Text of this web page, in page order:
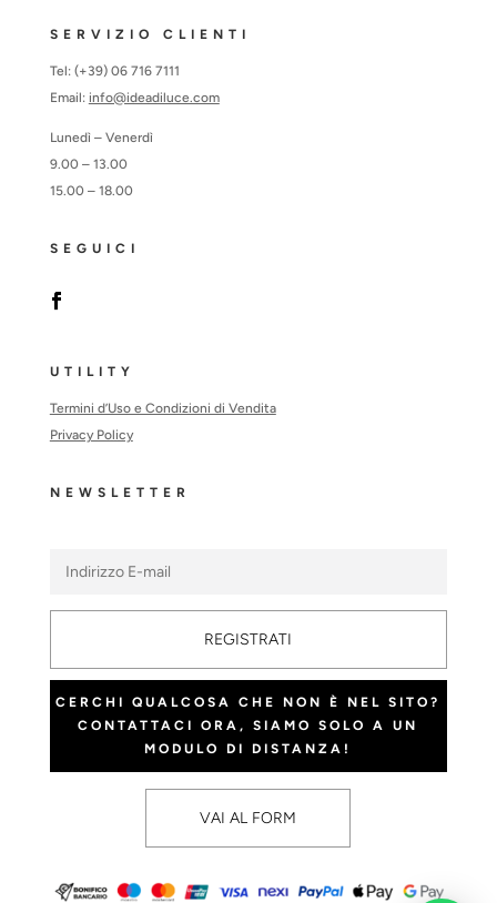
SERVIZIO CLIENTI
Tel: (+39) 06 716 7111
Email: info@ideadiluce.com
Lunedì – Venerdì
9.00 – 13.00
15.00 – 18.00
SEGUICI
UTILITY
Termini d’Uso e Condizioni di Vendita
Privacy Policy
NEWSLETTER
REGISTRATI
CERCHI QUALCOSA CHE NON È NEL SITO?
CONTATTACI ORA, SIAMO SOLO A UN
MODULO DI DISTANZA!
VAI AL FORM